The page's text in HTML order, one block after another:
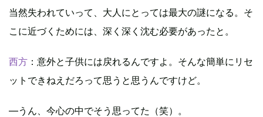
当然失われていって、大人にとっては最大の謎になる。そ
こに近づくためには、深く深く沈む必要があったと。
西方 ：意外と子供には戻れるんですよ。そんな簡単にリセ
ットできねえだろって思うと思うんですけど。
―うん、今心の中でそう思ってた（笑）。